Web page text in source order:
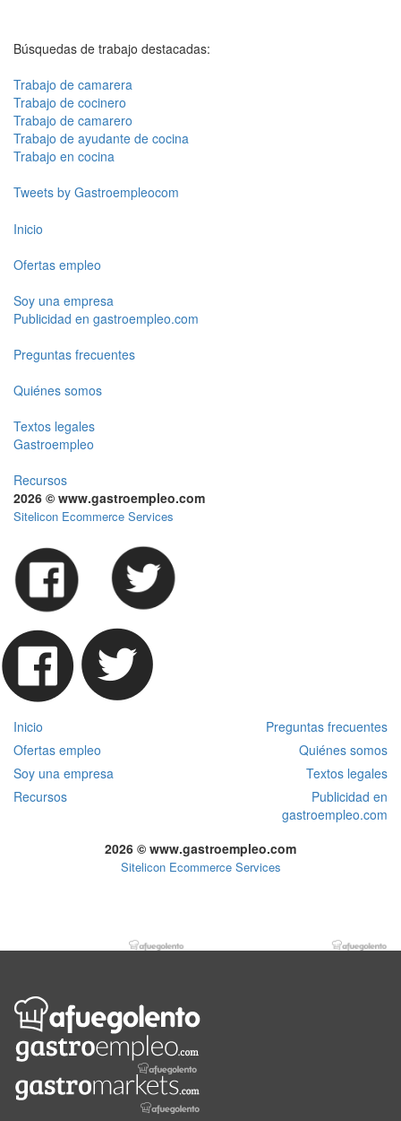
Búsquedas de trabajo destacadas:
Trabajo de camarera
Trabajo de cocinero
Trabajo de camarero
Trabajo de ayudante de cocina
Trabajo en cocina
Tweets by Gastroempleocom
Inicio
Ofertas empleo
Soy una empresa
Publicidad en gastroempleo.com
Preguntas frecuentes
Quiénes somos
Textos legales
Gastroempleo
Recursos
2026 © www.gastroempleo.com
Sitelicon Ecommerce Services
Inicio
Preguntas frecuentes
Ofertas empleo
Quiénes somos
Soy una empresa
Textos legales
Recursos
Publicidad en
gastroempleo.com
2026 © www.gastroempleo.com
Sitelicon Ecommerce Services